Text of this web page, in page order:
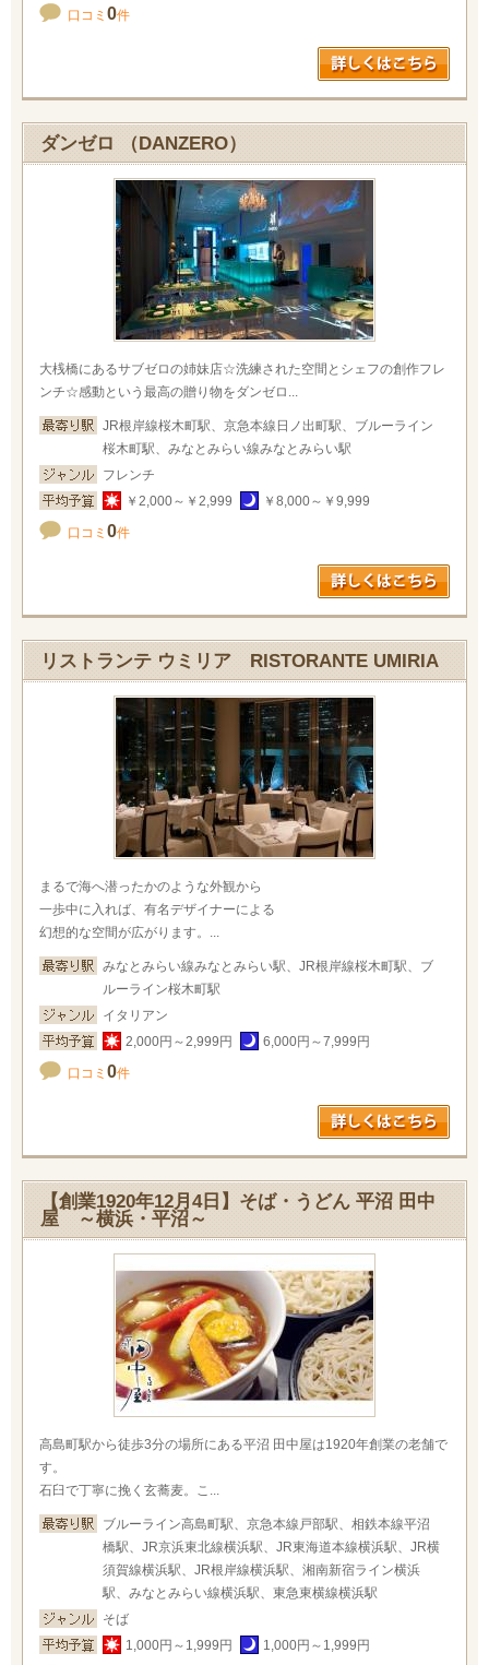
口コミ 0件
ダンゼロ （DANZERO）
大桟橋にあるサブゼロの姉妹店☆洗練された空間とシェフの創作フレ
ンチ☆感動という最高の贈り物をダンゼロ...
JR根岸線桜木町駅、京急本線日ノ出町駅、ブルーライン
桜木町駅、みなとみらい線みなとみらい駅
フレンチ
￥2,000～￥2,999
￥8,000～￥9,999
口コミ 0件
リストランテ ウミリア RISTORANTE UMIRIA
まるで海へ潜ったかのような外観から
一歩中に入れば、有名デザイナーによる
幻想的な空間が広がります。...
みなとみらい線みなとみらい駅、JR根岸線桜木町駅、ブ
ルーライン桜木町駅
イタリアン
2,000円～2,999円
6,000円～7,999円
口コミ 0件
【創業1920年12月4日】そば・うどん 平沼 田中
屋 ～横浜・平沼～
高島町駅から徒歩3分の場所にある平沼 田中屋は1920年創業の老舗で
す。
石臼で丁寧に挽く玄蕎麦。こ...
ブルーライン高島町駅、京急本線戸部駅、相鉄本線平沼
橋駅、JR京浜東北線横浜駅、JR東海道本線横浜駅、JR横
須賀線横浜駅、JR根岸線横浜駅、湘南新宿ライン横浜
駅、みなとみらい線横浜駅、東急東横線横浜駅
そば
1,000円～1,999円
1,000円～1,999円